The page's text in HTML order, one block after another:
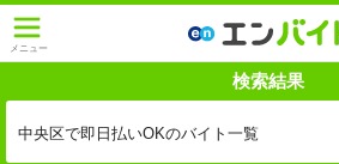
メニュー
検索結果
中央区で即日払いOKのバイト一覧